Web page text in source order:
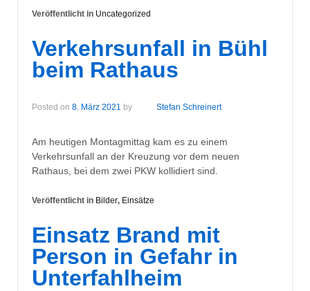
Veröffentlicht in Uncategorized
Verkehrsunfall in Bühl
beim Rathaus
Posted on 8. März 2021 by Stefan Schreinert
Am heutigen Montagmittag kam es zu einem
Verkehrsunfall an der Kreuzung vor dem neuen
Rathaus, bei dem zwei PKW kollidiert sind.
Veröffentlicht in Bilder, Einsätze
Einsatz Brand mit
Person in Gefahr in
Unterfahlheim